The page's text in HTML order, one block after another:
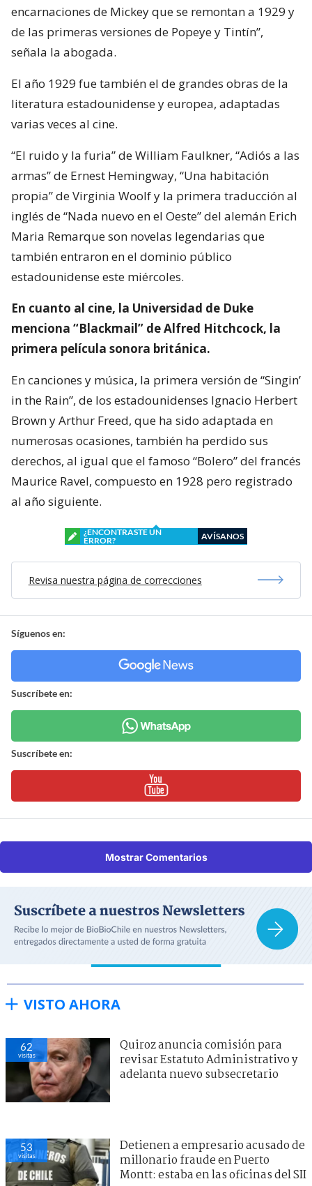
encarnaciones de Mickey que se remontan a 1929 y
de las primeras versiones de Popeye y Tintín”,
señala la abogada.
El año 1929 fue también el de grandes obras de la
literatura estadounidense y europea, adaptadas
varias veces al cine.
“El ruido y la furia” de William Faulkner, “Adiós a las
armas” de Ernest Hemingway, “Una habitación
propia” de Virginia Woolf y la primera traducción al
inglés de “Nada nuevo en el Oeste” del alemán Erich
Maria Remarque son novelas legendarias que
también entraron en el dominio público
estadounidense este miércoles.
En cuanto al cine, la Universidad de Duke
menciona “Blackmail” de Alfred Hitchcock, la
primera película sonora británica.
En canciones y música, la primera versión de “Singin’
in the Rain”, de los estadounidenses Ignacio Herbert
Brown y Arthur Freed, que ha sido adaptada en
numerosas ocasiones, también ha perdido sus
derechos, al igual que el famoso “Bolero” del francés
Maurice Ravel, compuesto en 1928 pero registrado
al año siguiente.
¿ENCONTRASTE UN
ERROR?
AVÍSANOS
Revisa nuestra página de correcciones
Síguenos en:
Suscríbete en:
Suscríbete en:
Mostrar Comentarios
VISTO AHORA
62
visitas
Quiroz anuncia comisión para
revisar Estatuto Administrativo y
adelanta nuevo subsecretario
53
visitas
Detienen a empresario acusado de
millonario fraude en Puerto
Montt: estaba en las oficinas del SII